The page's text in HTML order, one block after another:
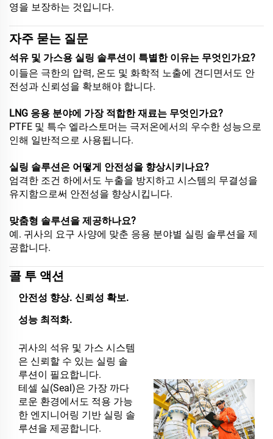
영을 보장하는 것입니다.
자주 묻는 질문
석유 및 가스용 실링 솔루션이 특별한 이유는 무엇인가요?
이들은 극한의 압력, 온도 및 화학적 노출에 견디면서도 안
전성과 신뢰성을 확보해야 합니다.
LNG 응용 분야에 가장 적합한 재료는 무엇인가요?
PTFE 및 특수 엘라스토머는 극저온에서의 우수한 성능으로
인해 일반적으로 사용됩니다.
실링 솔루션은 어떻게 안전성을 향상시키나요?
엄격한 조건 하에서도 누출을 방지하고 시스템의 무결성을
유지함으로써 안전성을 향상시킵니다.
맞춤형 솔루션을 제공하나요?
예. 귀사의 요구 사양에 맞춘 응용 분야별 실링 솔루션을 제
공합니다.
콜 투 액션
안전성 향상. 신뢰성 확보.
성능 최적화.
귀사의 석유 및 가스 시스템
은 신뢰할 수 있는 실링 솔
루션이 필요합니다.
테셀 실(Seal)은 가장 까다
로운 환경에서도 적용 가능
한 엔지니어링 기반 실링 솔
루션을 제공합니다.